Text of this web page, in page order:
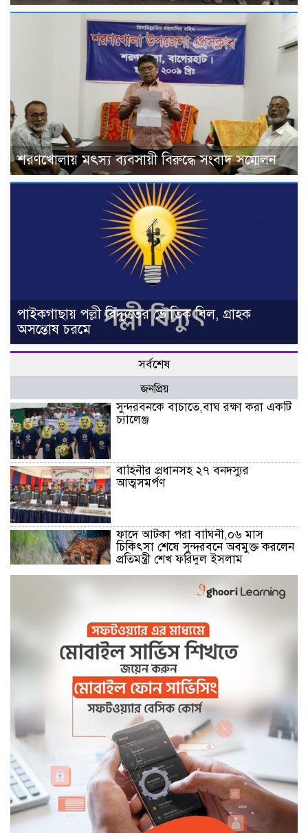
শরণখোলায় মৎস্য ব্যবসায়ী বিরুদ্ধে সংবাদ সম্মেলন
পাইকগাছায় পল্লী বিদ্যুতের ভৌতিক বিল, গ্রাহক
অসন্তোষ চরমে
সর্বশেষ
জনপ্রিয়
সুন্দরবনকে বাচাতে,বাঘ রক্ষা করা একটি
চ্যালেঞ্জ
বাহিনীর প্রধানসহ ২৭ বনদস্যুর
আত্মসমর্পণ
ফাদে আটকা পরা বাঘিনী,০৬ মাস
চিকিৎসা শেষে সুন্দরবনে অবমুক্ত করলেন
প্রতিমন্ত্রী শেখ ফরিদুল ইসলাম
মোংলা নদীতে ২৪ ঘন্টা ফেরি চলাচলের
বেনাপোল সীমান্তে বিজিবির কঠোর
অবস্থানে বিএসএফের পুশইন প্রচেষ্টা ব্যর্থ
বিদ্যুৎ,জ্বালানি প্রতিমন্ত্রী রামপাল তাপ
বিদ্যুৎকেন্দ্র পরিদর্শনে করেন
বিদ্যুৎ,জ্বালানি প্রতিমন্ত্রী রামপাল তাপ
বিদ্যুৎকেন্দ্র পরিদর্শনে করেন